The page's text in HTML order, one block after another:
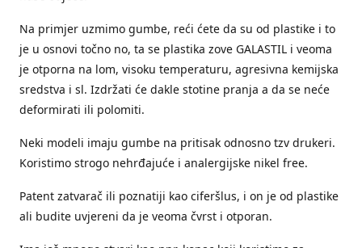
Na primjer uzmimo gumbe, reći ćete da su od plastike i to
je u osnovi točno no, ta se plastika zove GALASTIL i veoma
je otporna na lom, visoku temperaturu, agresivna kemijska
sredstva i sl. Izdržati će dakle stotine pranja a da se neće
deformirati ili polomiti.
Neki modeli imaju gumbe na pritisak odnosno tzv drukeri.
Koristimo strogo nehrđajuće i analergijske nikel free.
Patent zatvarač ili poznatiji kao ciferšlus, i on je od plastike
ali budite uvjereni da je veoma čvrst i otporan.